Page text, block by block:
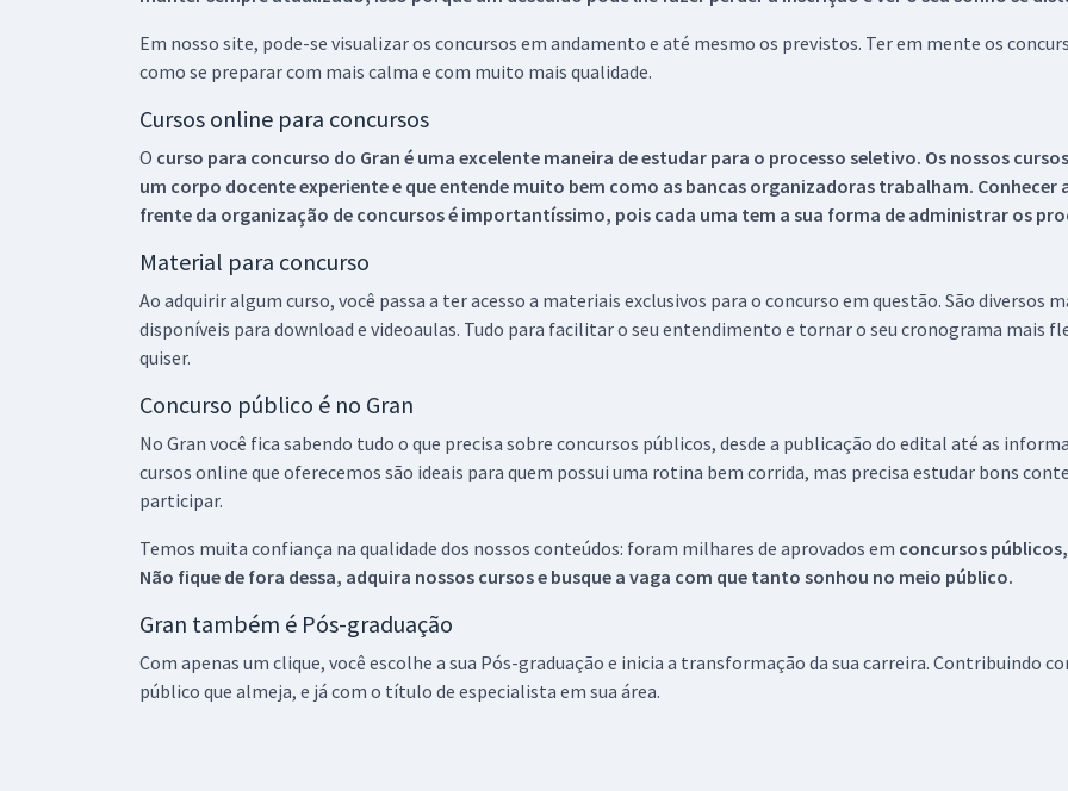
Em nosso site, pode-se visualizar os concursos em andamento e até mesmo os previstos. Ter em mente os
como se preparar com mais calma e com muito mais qualidade.
Cursos online para concursos
O curso para concurso do Gran é uma excelente maneira de estudar para o processo seletivo. Os nossos
um corpo docente experiente e que entende muito bem como as bancas organizadoras trabalham.
frente da organização de concursos é importantíssimo, pois cada uma tem a sua forma de administrar os
Material para concurso
Ao adquirir algum curso, você passa a ter acesso a materiais exclusivos para o concurso em questão. São
disponíveis para download e videoaulas. Tudo para facilitar o seu entendimento e tornar o seu cronograma mais
quiser.
Concurso público é no Gran
No Gran você fica sabendo tudo o que precisa sobre concursos públicos, desde a publicação do edital até as
cursos online que oferecemos são ideais para quem possui uma rotina bem corrida, mas precisa estudar bons
participar.
Temos muita confiança na qualidade dos nossos conteúdos: foram milhares de aprovados em concursos
Não fique de fora dessa, adquira nossos cursos e busque a vaga com que tanto sonhou no meio público.
Gran também é Pós-graduação
Com apenas um clique, você escolhe a sua Pós-graduação e inicia a transformação da sua carreira. Contribuindo
público que almeja, e já com o título de especialista em sua área.